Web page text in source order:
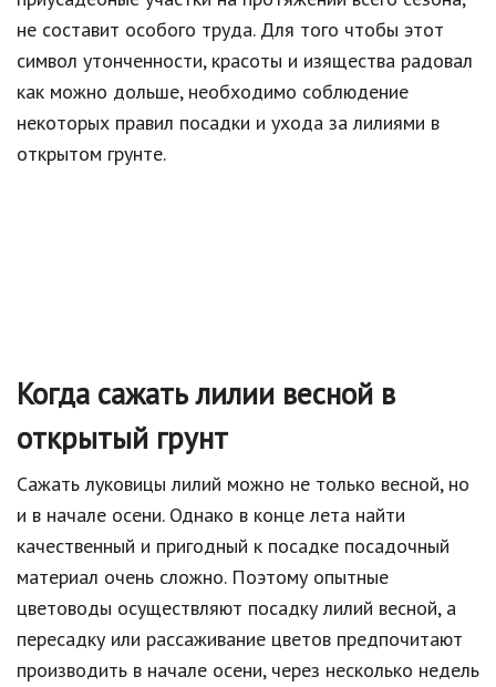
не составит особого труда. Для того чтобы этот
символ утонченности, красоты и изящества радовал
как можно дольше, необходимо соблюдение
некоторых правил посадки и ухода за лилиями в
открытом грунте.
Когда сажать лилии весной в
открытый грунт
Сажать луковицы лилий можно не только весной, но
и в начале осени. Однако в конце лета найти
качественный и пригодный к посадке посадочный
материал очень сложно. Поэтому опытные
цветоводы осуществляют посадку лилий весной, а
пересадку или рассаживание цветов предпочитают
производить в начале осени, через несколько недель